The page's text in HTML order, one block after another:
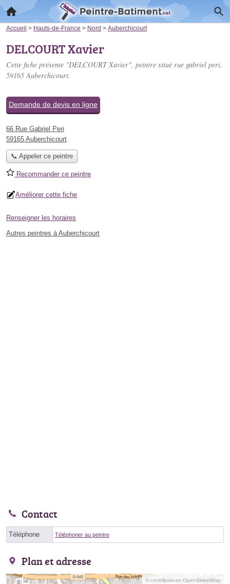
Accueil > Hauts-de-France > Nord > Auberchicourt
DELCOURT Xavier
Cette fiche présente "DELCOURT Xavier", peintre situé rue gabriel peri,
59165 Auberchicourt.
Demande de devis en ligne
66 Rue Gabriel Peri
59165 Auberchicourt
📞 Appeler ce peintre
Recommander ce peintre
Améliorer cette fiche
Renseigner les horaires
Autres peintres à Auberchicourt
Contact
Téléphone Téléphoner au peintre
Plan et adresse
© contributeurs OpenStreetMap